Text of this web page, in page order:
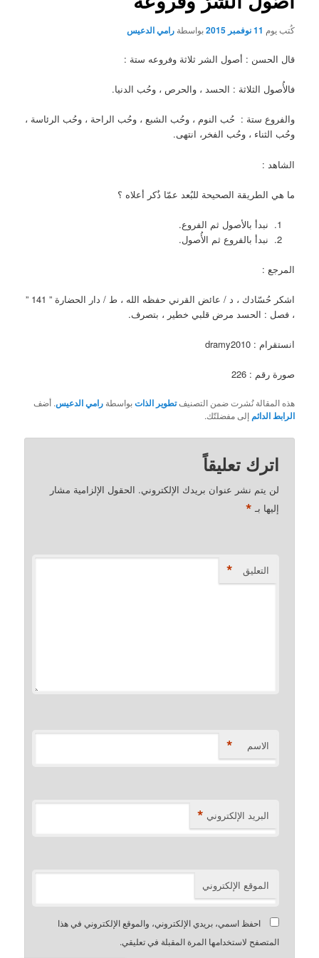
كُتب يوم 11 نوفمبر 2015 بواسطةرامي الدعيس
قال الحسن : أصول الشر ثلاثة وفروعه ستة :
فالأُصول الثلاثة : الحسد ، والحرص ، وحُب الدنيا.
والفروع ستة : حُب النوم ، وحُب الشبع ، وحُب الراحة ، وحُب الرئاسة ،
وحُب الثناء ، وحُب الفخر، انتهى.
الشاهد :
ما هي الطريقة الصحيحة للبُعد عمّا ذُكر أعلاه ؟
نبدأ بالأصول ثم الفروع.
نبدأ بالفروع ثم الأُصول.
المرجع :
اشكر حُسّادك ، د / عائض القرني حفظه الله ، ط / دار الحضارة ” 141 ”
، فصل : الحسد مرض قلبي خطير ، بتصرف.
انستقرام : dramy2010
صورة رقم : 226
هذه المقالة نُشرت ضمن التصنيفتطوير الذاتبواسطةرامي الدعيس. أضف
الرابط الدائم إلى مفضلتّك.
اترك تعليقاً
لن يتم نشر عنوان بريدك الإلكتروني. الحقول الإلزامية مشار
إليها بـ *
التعليق *
الاسم *
البريد الإلكتروني *
الموقع الإلكتروني
احفظ اسمي، بريدي الإلكتروني، والموقع الإلكتروني في هذا
المتصفح لاستخدامها المرة المقبلة في تعليقي.